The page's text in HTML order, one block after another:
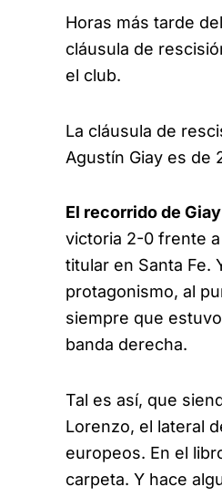
Horas más tarde
cláusula de
el club.
La cláusula de
Agustín Giay es de
El recorrido de
victoria 2-0 frente
titular en Santa Fe.
protagonismo, al
siempre que
banda derecha.
Tal es así, que
Lorenzo, el lateral
europeos. En el
carpeta. Y hace